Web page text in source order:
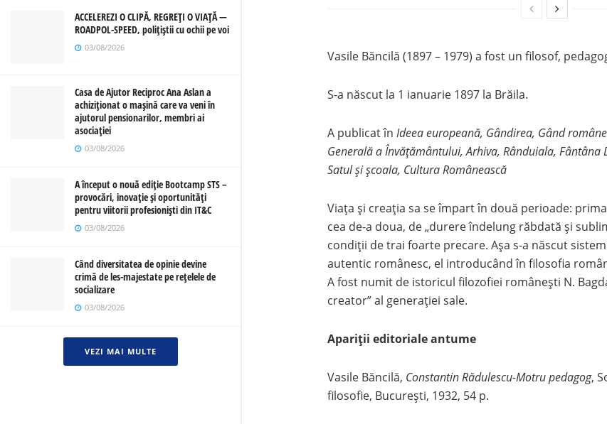
ACCELEREZI O CLIPĂ, REGREȚI O VIAȚĂ —
ROADPOL-SPEED, polițiștii cu ochii pe voi
03/08/2026
Casa de Ajutor Reciproc Ana Aslan a
achiziționat o mașină care va veni în
ajutorul pensionarilor, membri ai
asociației
03/08/2026
A început o nouă ediție Bootcamp STS –
provocări, inovație și oportunități
pentru viitorii profesioniști din IT&C
03/08/2026
Când diversitatea de opinie devine
crimă de les-majestate pe rețelele de
socializare
03/08/2026
VEZI MAI MULTE
Vasile Băncilă (1897 – 1979) a fost un filosof,
S-a născut la 1 ianuarie 1897 la Brăila.
A publicat în Ideea europeană, Gândirea, Gând
Generală a Învățământului, Arhiva, Rânduiala,
Satul și școala, Cultura Românească
Viața și creația sa se împart în două perioade:
cea de-a doua, de „durere îndelung răbdată și
condiții de trai foarte precare. Așa s-a născut
autentic românesc, el introducând în filosofia
A fost numit de istoricul filozofiei românești N.
creator” al generației sale.
Apariții editoriale antume
Vasile Băncilă, Constantin Rădulescu-Motru pedagog,
filosofie, București, 1932, 54 p.